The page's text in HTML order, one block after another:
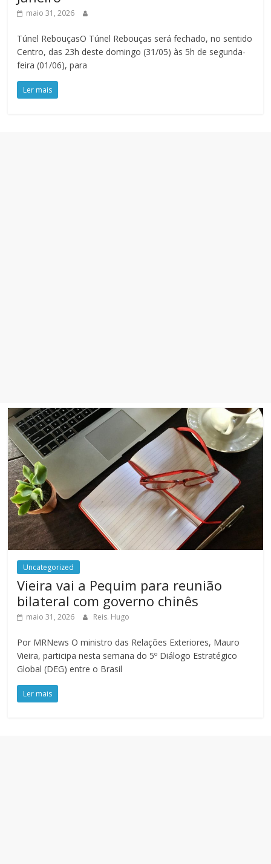
maio 31, 2026
Túnel RebouçasO Túnel Rebouças será fechado, no sentido
Centro, das 23h deste domingo (31/05) às 5h de segunda-
feira (01/06), para
Ler mais
Uncategorized
Vieira vai a Pequim para reunião
bilateral com governo chinês
maio 31, 2026 Reis. Hugo
Por MRNews O ministro das Relações Exteriores, Mauro
Vieira, participa nesta semana do 5º Diálogo Estratégico
Global (DEG) entre o Brasil
Ler mais